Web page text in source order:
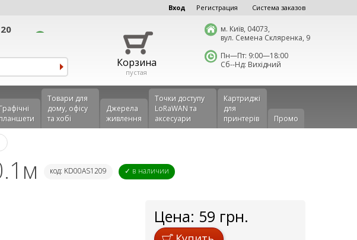
Вход Регистрация Система заказов
Корзина
пустая
м. Київ, 04073,
вул. Семена Скляренка, 9
Пн—Пт: 9:00—18:00
Сб--Нд: Вихідний
Графічні
планшети
Товари для
дому, офісу
та хобі
Джерела
живлення
Точки доступу
LoRaWAN та
аксесуари
Картриджі
для
принтерів
Промо
код: KD00AS1209 ✓ в наличии
Цена: 59 грн.